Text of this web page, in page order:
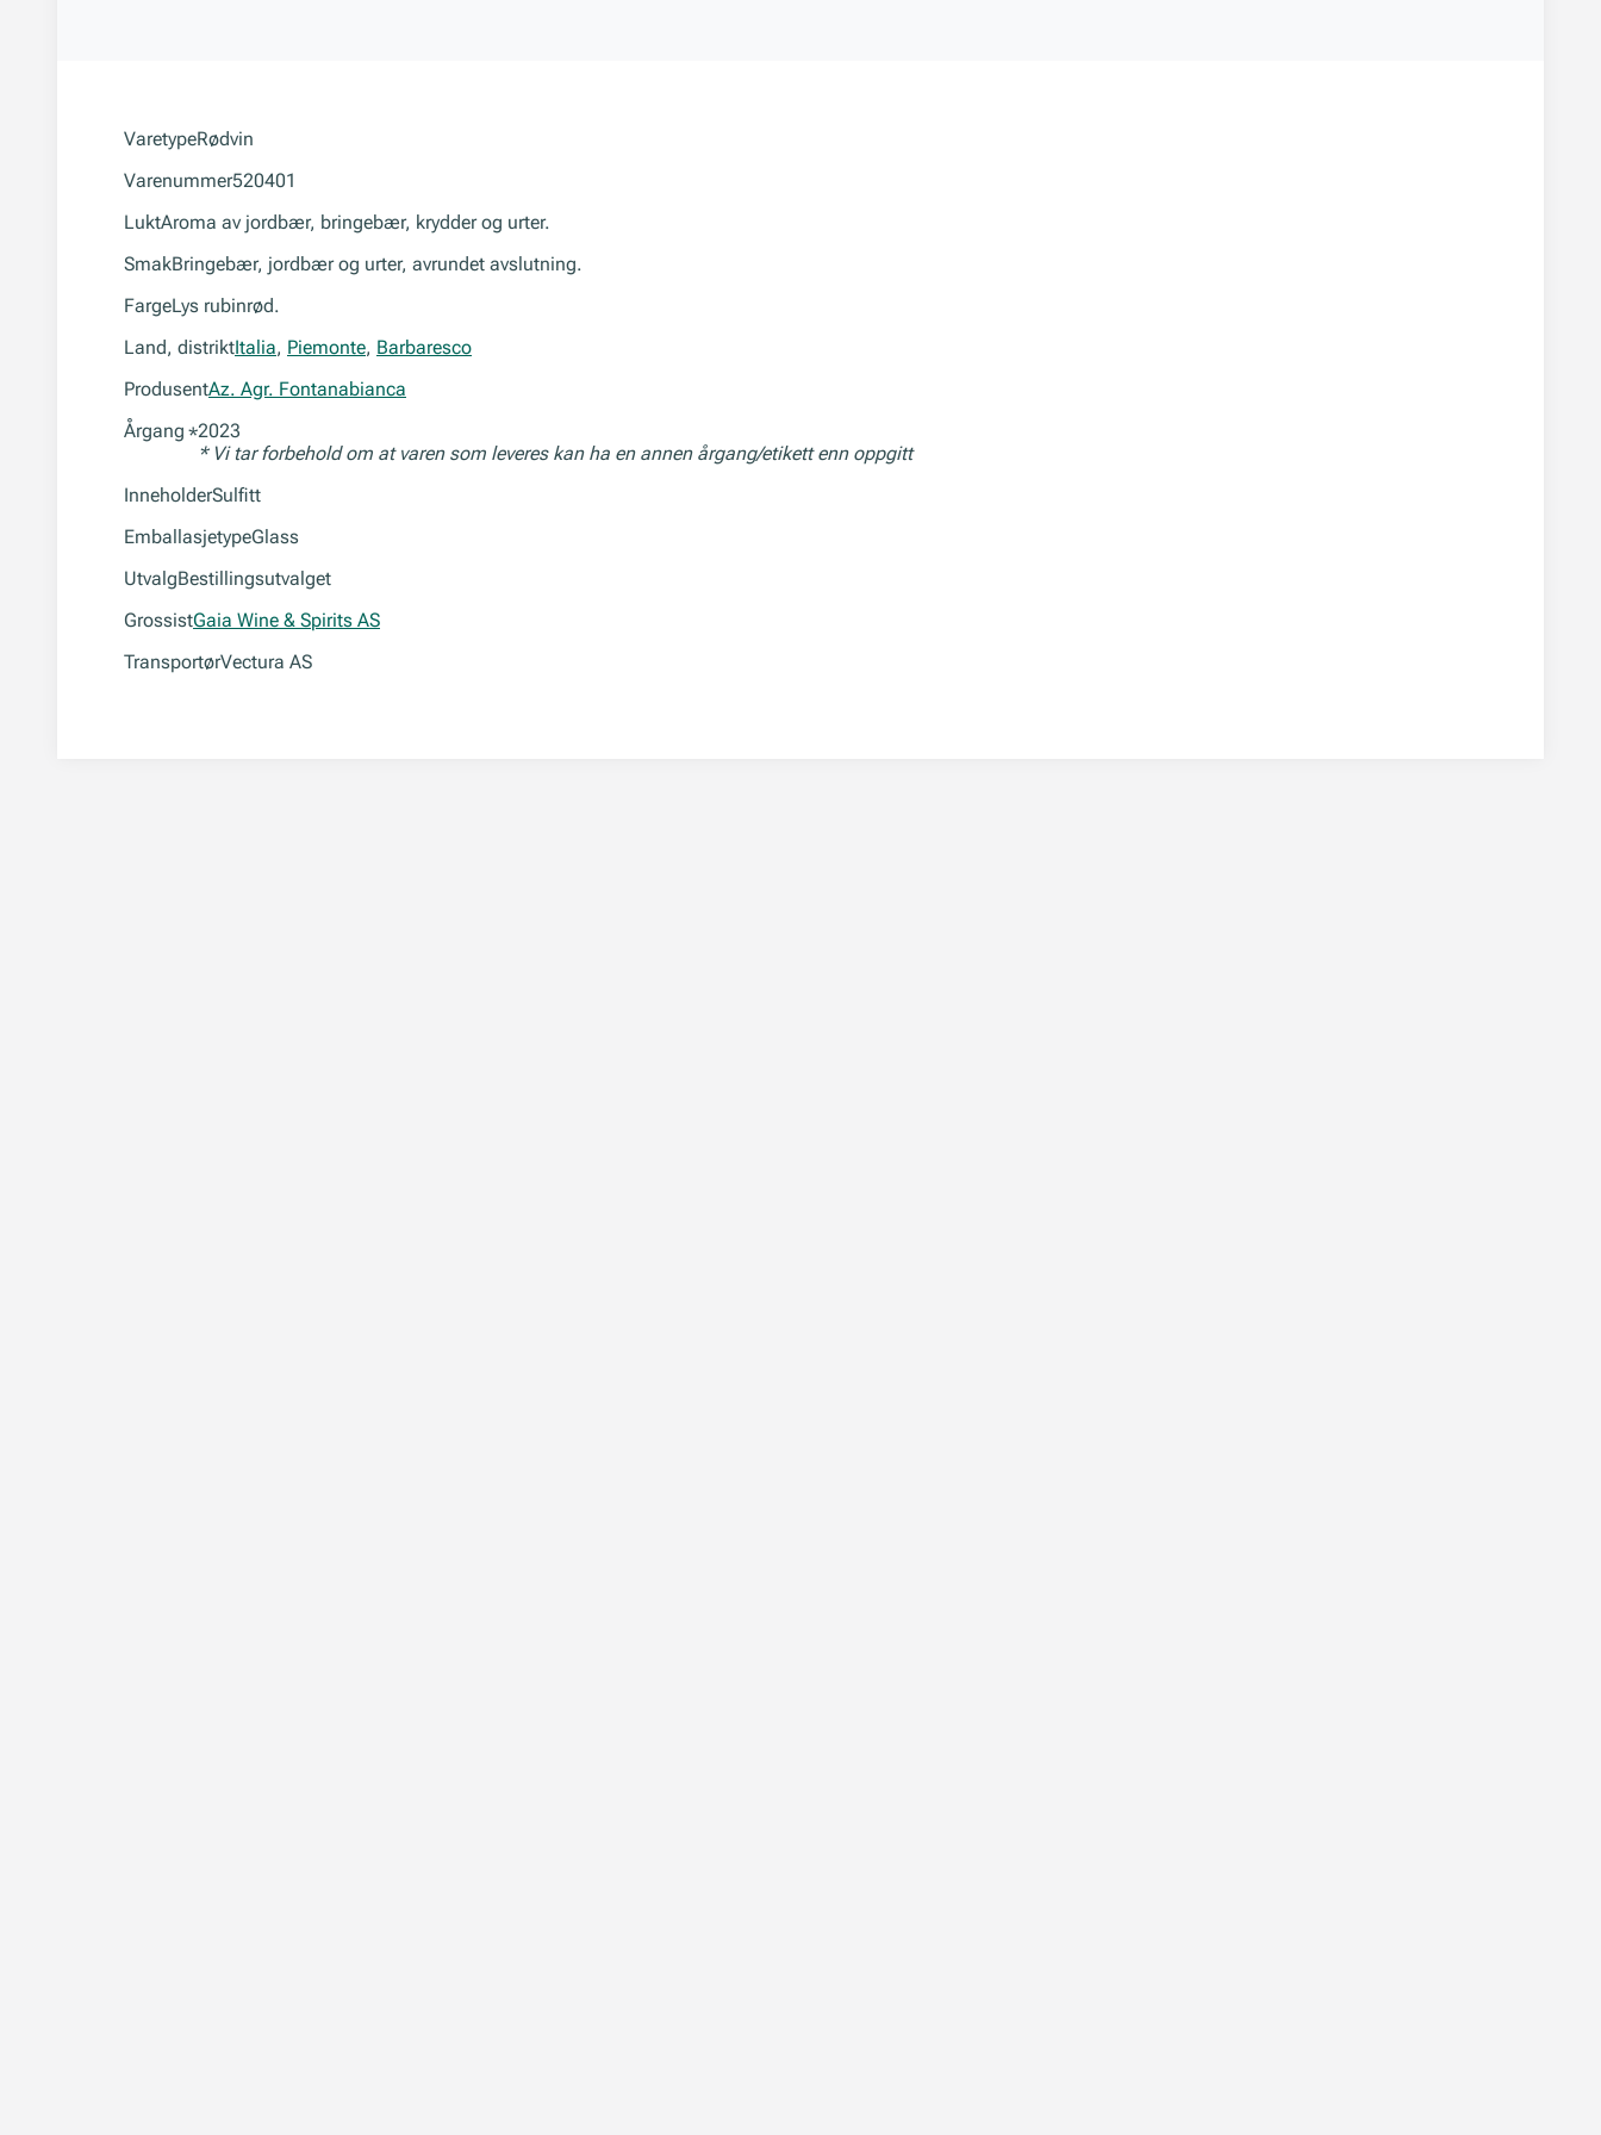
VaretypeRødvin
Varenummer520401
LuktAroma av jordbær, bringebær, krydder og urter.
SmakBringebær, jordbær og urter, avrundet avslutning.
FargeLys rubinrød.
Land, distriktItalia, Piemonte, Barbaresco
ProdusentAz. Agr. Fontanabianca
Årgang *2023
* Vi tar forbehold om at varen som leveres kan ha en annen årgang/etikett enn oppgitt
InneholderSulfitt
EmballasjetypeGlass
UtvalgBestillingsutvalget
GrossistGaia Wine & Spirits AS
TransportørVectura AS